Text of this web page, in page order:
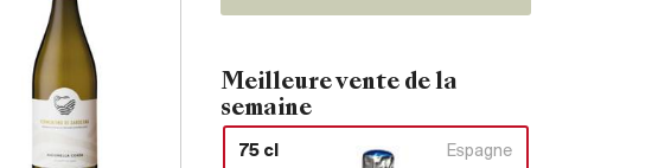
Meilleure vente de la
semaine
75 cl
Espagne